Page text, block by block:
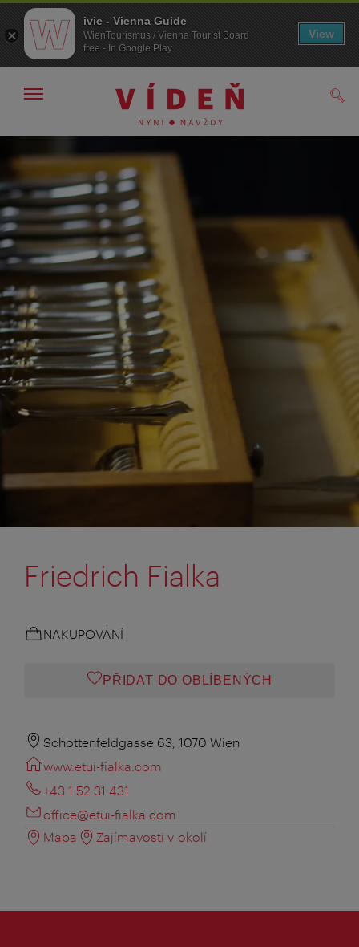
Přejít
na
procházení
Přejít
k obsahu
Zobrazit/skrýt
Friedrich Fialka
NAKUPOVÁNÍ
PŘIDAT DO OBLÍBENÝCH
Schottenfeldgasse 63, 1070 Wien
www.etui-fialka.com
+43 1 52 31 431
office@etui-fialka.com
Mapa
Zajímavosti v okolí
ivie - Vienna Guide
WienTourismus / Vienna Tourist Board
free - In Google Play
View